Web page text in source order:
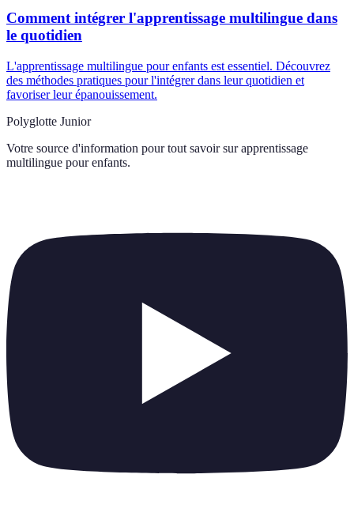
Comment intégrer l'apprentissage multilingue dans
le quotidien
L'apprentissage multilingue pour enfants est essentiel. Découvrez
des méthodes pratiques pour l'intégrer dans leur quotidien et
favoriser leur épanouissement.
Polyglotte Junior
Votre source d'information pour tout savoir sur apprentissage
multilingue pour enfants.